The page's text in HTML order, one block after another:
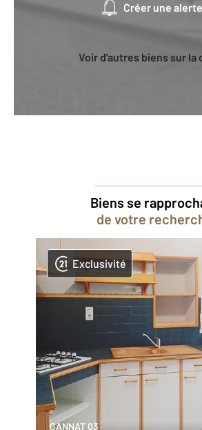
Créer une alerte
Voir d'autres biens sur la
Biens se
de votre
Exclusivité
GANNAT 03